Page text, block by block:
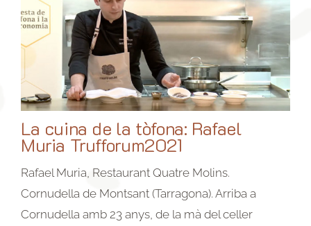
La cuina de la tòfona: Rafael
Muria Trufforum2021
Rafael Muria, Restaurant Quatre Molins.
Cornudella de Montsant (Tarragona). Arriba a
Cornudella amb 23 anys, de la mà del celler